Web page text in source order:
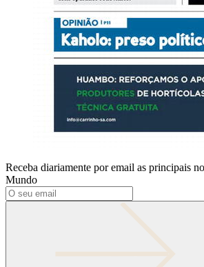
Receba diariamente por email as principais
Mundo